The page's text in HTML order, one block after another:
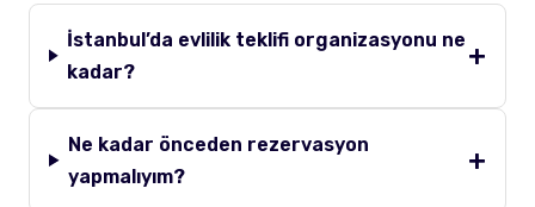
İstanbul’da evlilik teklifi organizasyonu ne
kadar?
Ne kadar önceden rezervasyon
yapmalıyım?